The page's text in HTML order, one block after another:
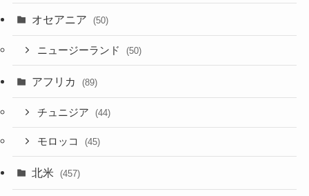
オセアニア (50)
ニュージーランド (50)
アフリカ (89)
チュニジア (44)
モロッコ (45)
北米 (457)